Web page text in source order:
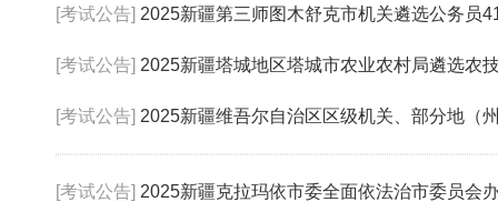
[考试公告] 2025新疆第三师图木舒克市机关遴选公务员
[考试公告] 2025新疆塔城地区塔城市农业农村局遴选农技推
[考试公告] 2025新疆维吾尔自治区区级机关、部分地（州、市
[考试公告] 2025新疆克拉玛依市委全面依法治市委员会办公室